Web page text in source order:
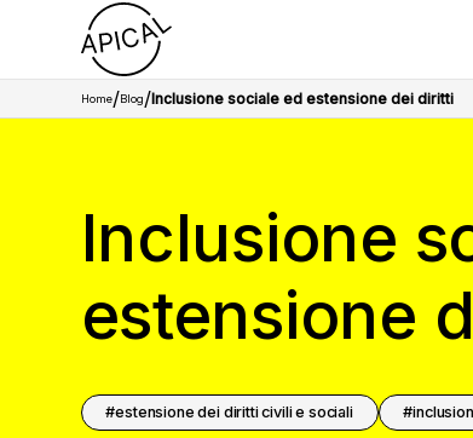
Home/Blog/Inclusione sociale ed estensione dei diritti
Inclusione
estensione
estensione dei diritti civili e sociali